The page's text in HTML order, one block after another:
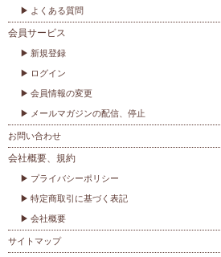
よくある質問
会員サービス
新規登録
ログイン
会員情報の変更
メールマガジンの配信、停止
お問い合わせ
会社概要、規約
プライバシーポリシー
特定商取引に基づく表記
会社概要
サイトマップ